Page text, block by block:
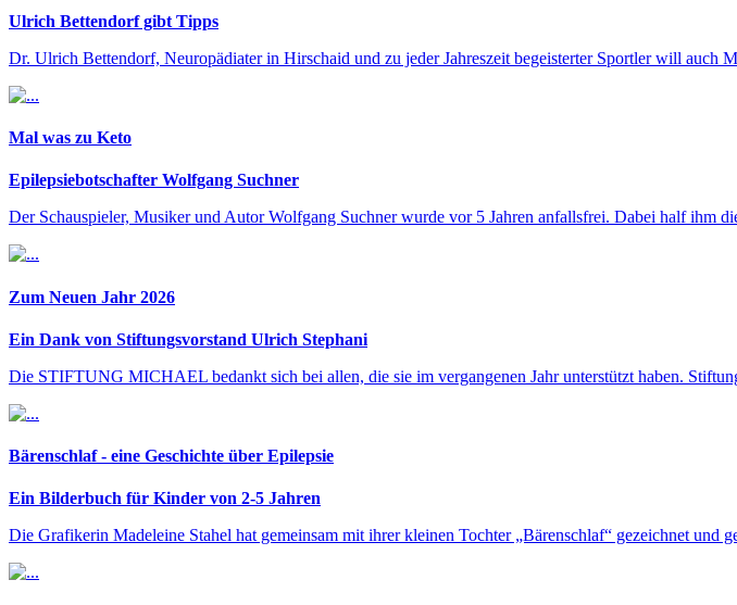
Ulrich Bettendorf gibt Tipps
Dr. Ulrich Bettendorf, Neuropädiater in Hirschaid und zu jeder Jahreszeit begeisterter Sportler will auch
Mal was zu Keto
Epilepsiebotschafter Wolfgang Suchner
Der Schauspieler, Musiker und Autor Wolfgang Suchner wurde vor 5 Jahren anfallsfrei. Dabei half ihm
Zum Neuen Jahr 2026
Ein Dank von Stiftungsvorstand Ulrich Stephani
Die STIFTUNG MICHAEL bedankt sich bei allen, die sie im vergangenen Jahr unterstützt haben.
Bärenschlaf - eine Geschichte über Epilepsie
Ein Bilderbuch für Kinder von 2-5 Jahren
Die Grafikerin Madeleine Stahel hat gemeinsam mit ihrer kleinen Tochter „Bärenschlaf“ gezeichnet